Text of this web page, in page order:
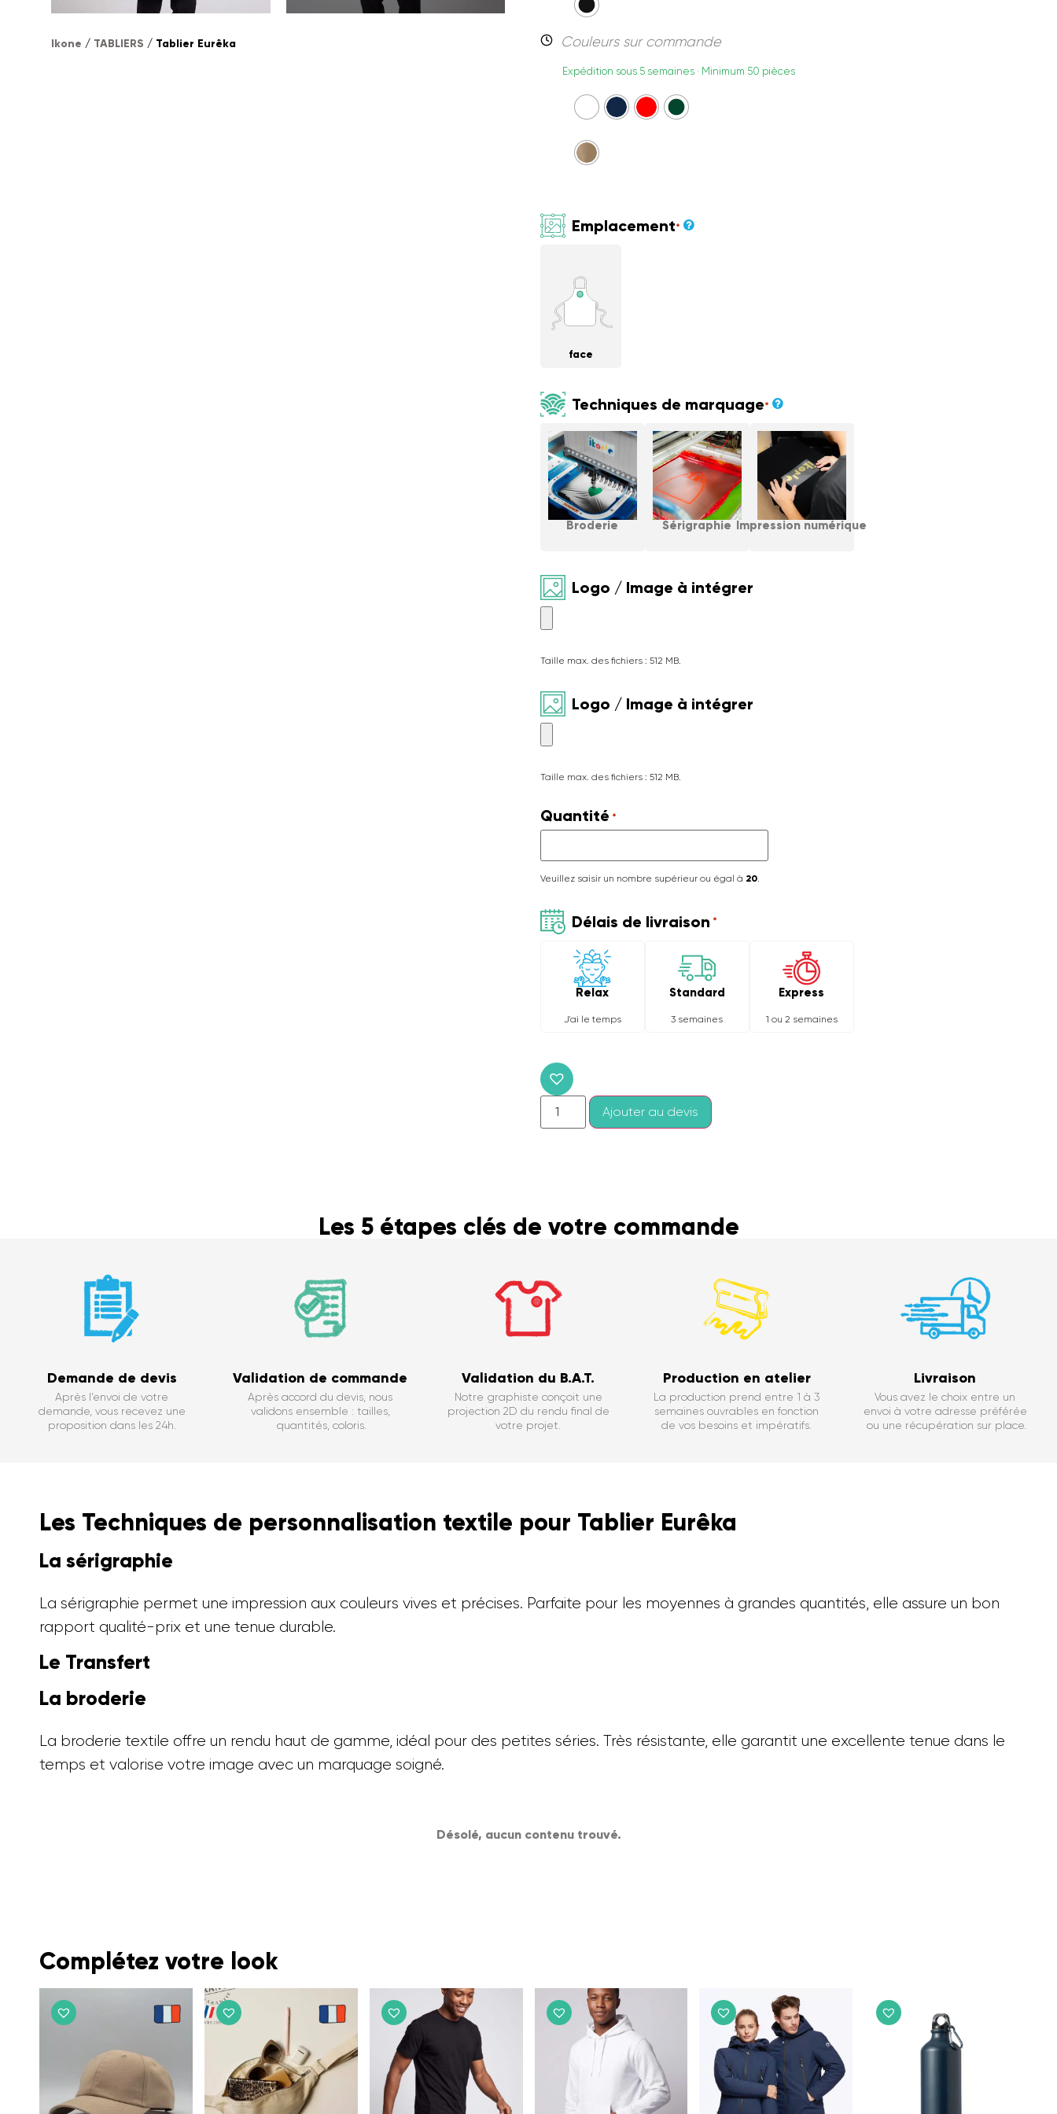
Ikone / TABLIERS / Tablier Eurêka Couleurs sur commande
Expédition sous 5 semaines · Minimum 50 pièces
Emplacement*
face
Techniques de marquage*
Broderie Sérigraphie Impression numérique
Logo / Image à intégrer
Taille max. des fichiers : 512 MB.
Logo / Image à intégrer
Taille max. des fichiers : 512 MB.
Quantité *
Veuillez saisir un nombre supérieur ou égal à 20.
Délais de livraison *
Relax
J'ai le temps
Standard
3 semaines
Express
1 ou 2 semaines
Ajouter au devis
Les 5 étapes clés de votre commande
Demande de devis
Après l’envoi de votre
demande, vous recevez une
proposition dans les 24h.
Validation de commande
Après accord du devis, nous
validons ensemble : tailles,
quantités, coloris.
Validation du B.A.T.
Notre graphiste conçoit une
projection 2D du rendu final de
votre projet.
Production en atelier
La production prend entre 1 à 3
semaines ouvrables en fonction
de vos besoins et impératifs.
Livraison
Vous avez le choix entre un
envoi à votre adresse préférée
ou une récupération sur place.
Les Techniques de personnalisation textile pour Tablier Eurêka
La sérigraphie
La sérigraphie permet une impression aux couleurs vives et précises. Parfaite pour les moyennes à grandes quantités, elle assure un bon
rapport qualité-prix et une tenue durable.
Le Transfert
La broderie
La broderie textile offre un rendu haut de gamme, idéal pour des petites séries. Très résistante, elle garantit une excellente tenue dans le
temps et valorise votre image avec un marquage soigné.
Désolé, aucun contenu trouvé.
Complétez votre look